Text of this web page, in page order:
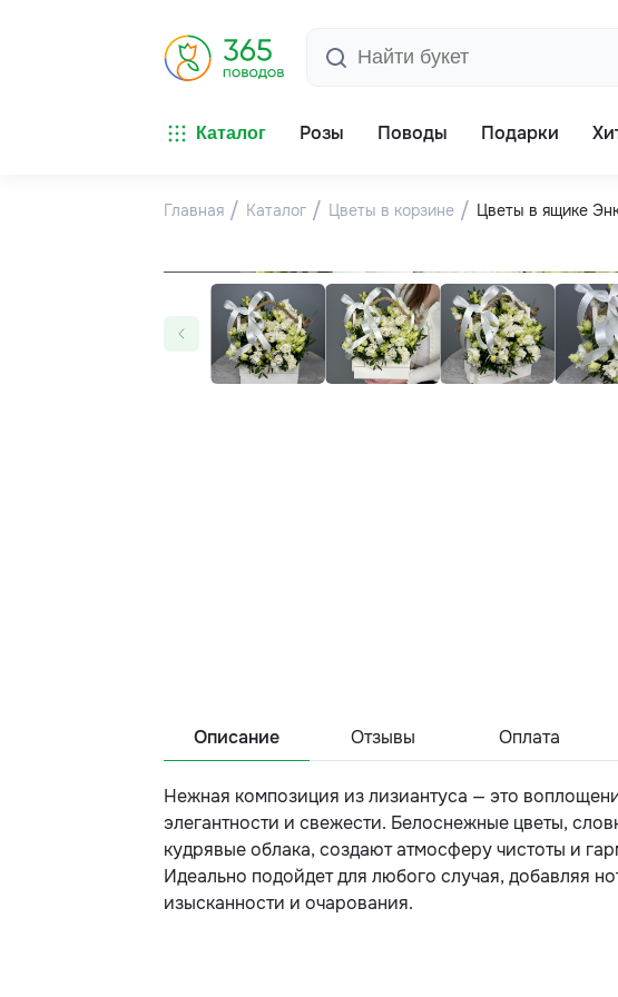
Каталог Розы Поводы Подарки
Главная Каталог Цветы в корзине Цветы в ящике
Описание Отзывы Оплата
Нежная композиция из лизиантуса — это
элегантности и свежести. Белоснежные цветы,
кудрявые облака, создают атмосферу чистоты и
Идеально подойдет для любого случая, добавляя
изысканности и очарования.